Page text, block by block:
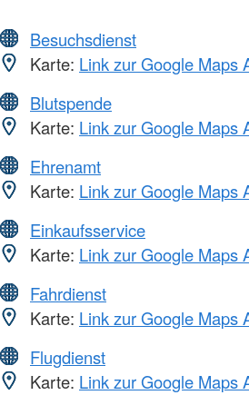
Besuchsdienst
Karte: Link zur Google Maps
Blutspende
Karte: Link zur Google Maps
Ehrenamt
Karte: Link zur Google Maps
Einkaufsservice
Karte: Link zur Google Maps
Fahrdienst
Karte: Link zur Google Maps
Flugdienst
Karte: Link zur Google Maps